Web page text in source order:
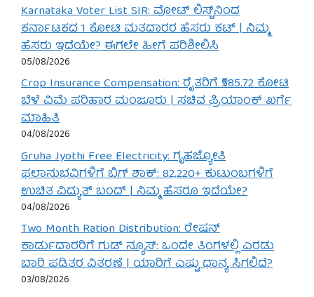
Karnataka Voter List SIR: ವೋಟ್ ಲಿಸ್ಟ್‌ನಿಂದ
ಕರ್ನಾಟಕದ 1 ಕೋಟಿ ಮತದಾರರ ಹೆಸರು ಕಟ್ | ನಿಮ್ಮ
ಹೆಸರು ಇದೆಯೇ? ಈಗಲೇ ಹೀಗೆ ಪರಿಶೀಲಿಸಿ
05/08/2026
Crop Insurance Compensation: ರೈತರಿಗೆ ₹585.72 ಕೋಟಿ
ಬೆಳೆ ವಿಮೆ ಪರಿಹಾರ ಮಂಜೂರು | ಸಚಿವ ಪ್ರಿಯಾಂಕ್ ಖರ್ಗೆ
ಮಾಹಿತಿ
04/08/2026
Gruha Jyothi Free Electricity: ಗೃಹಜ್ಯೋತಿ
ಫಲಾನುಭವಿಗಳಿಗೆ ಬಿಗ್ ಶಾಕ್: 82,220+ ಕುಟುಂಬಗಳಿಗೆ
ಉಚಿತ ವಿದ್ಯುತ್ ಬಂದ್ | ನಿಮ್ಮ ಹೆಸರೂ ಇದೆಯೇ?
04/08/2026
Two Month Ration Distribution: ರೇಷನ್
ಕಾರ್ಡುದಾರರಿಗೆ ಗುಡ್ ನ್ಯೂಸ್: ಒಂದೇ ತಿಂಗಳಲ್ಲಿ ಎರಡು
ಬಾರಿ ಪಡಿತರ ವಿತರಣೆ | ಯಾರಿಗೆ ಎಷ್ಟು ಧಾನ್ಯ ಸಿಗಲಿದೆ?
03/08/2026